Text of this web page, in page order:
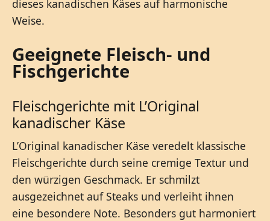
dieses kanadischen Käses auf harmonische
Weise.
Geeignete Fleisch- und
Fischgerichte
Fleischgerichte mit L’Original
kanadischer Käse
L’Original kanadischer Käse veredelt klassische
Fleischgerichte durch seine cremige Textur und
den würzigen Geschmack. Er schmilzt
ausgezeichnet auf Steaks und verleiht ihnen
eine besondere Note. Besonders gut harmoniert